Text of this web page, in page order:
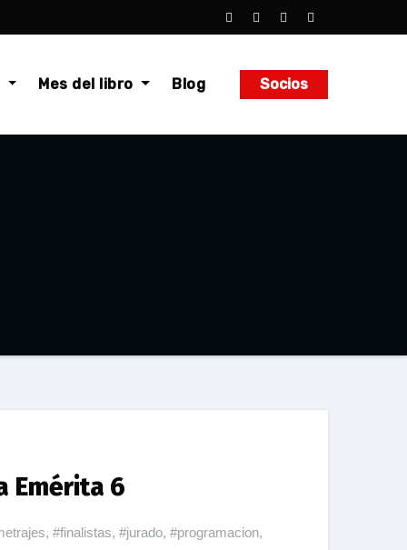
Mes del libro Blog Socios
Emérita 6
, #finalistas, #jurado, #programacion,